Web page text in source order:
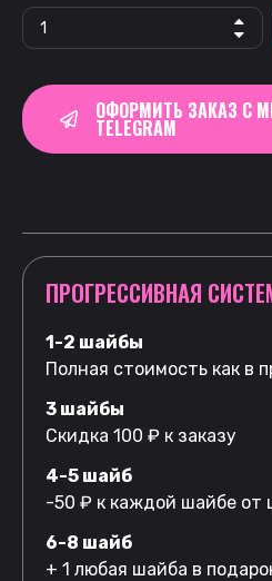
ОФОРМИТЬ ЗАКАЗ С
TELEGRAM
ПРОГРЕССИВНАЯ
1-2 шайбы
Полная стоимость как в
3 шайбы
Скидка 100 ₽ к заказу
4-5 шайб
-50 ₽ к каждой шайбе от
6-8 шайб
+ 1 любая шайба в